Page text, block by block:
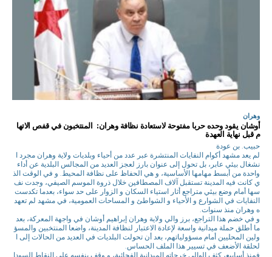
وهران
أوشان يقود وحده حربا مفتوحة لاستعادة نظافة وهران: المنتخبون في قفص الاتها
م قبل نهاية العهدة
حبيب. بن عودة
لم يعد مشهد أكوام النفايات المنتشرة عبر عدد من أحياء وبلديات ولاية وهران مجرد ا
نشغال بيئي عابر، بل تحول إلى عنوان بارز لعجز العديد من المجالس البلدية عن أداء
واحدة من أبسط مهامها الأساسية، و هي الحفاظ على نظافة المحيط. و في الوقت الذ
ي كانت فيه المدينة تستقبل آلاف المصطافين خلال ذروة الموسم الصيفي، وجدت نف
سها أمام وضع بيئي متراجع أثار استياء السكان و الزوار على حد سواء، بعدما تكدست
النفايات في الشوارع و الأحياء و الشواطئ و المساحات العمومية، في مشهد لم تعهد
ه وهران منذ سنوات.
و في خضم هذا التراجع، برز والي ولاية وهران إبراهيم أوشان في واجهة المعركة، بعد
ما أطلق حملة ميدانية واسعة لإعادة الاعتبار لنظافة المدينة، واضعا المنتخبين والمسؤ
ولين المحليين أمام مسؤولياتهم، بعد أن تحولت البلديات في العديد من الحالات إلى ا
لحلقة الأضعف في تسيير هذا الملف الحساس.
فمنذ أسابيع، كثف الوالي خرجاته الميدانية الفجائية، و وقف بنفسه على النقاط السودا